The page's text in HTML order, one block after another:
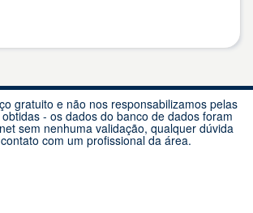
gratuito e não nos responsabilizamos pelas
- os dados do banco de dados foram
sem nenhuma validação, qualquer dúvida
com um profissional da área.